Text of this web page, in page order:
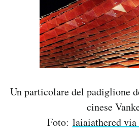
Un particolare del padiglione
cinese
Foto: laiaiathered